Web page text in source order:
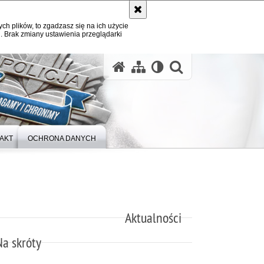
plików, to zgadzasz się na ich użycie
zmiany ustawienia przeglądarki
OCHRONA DANYCH
Aktualności
skróty